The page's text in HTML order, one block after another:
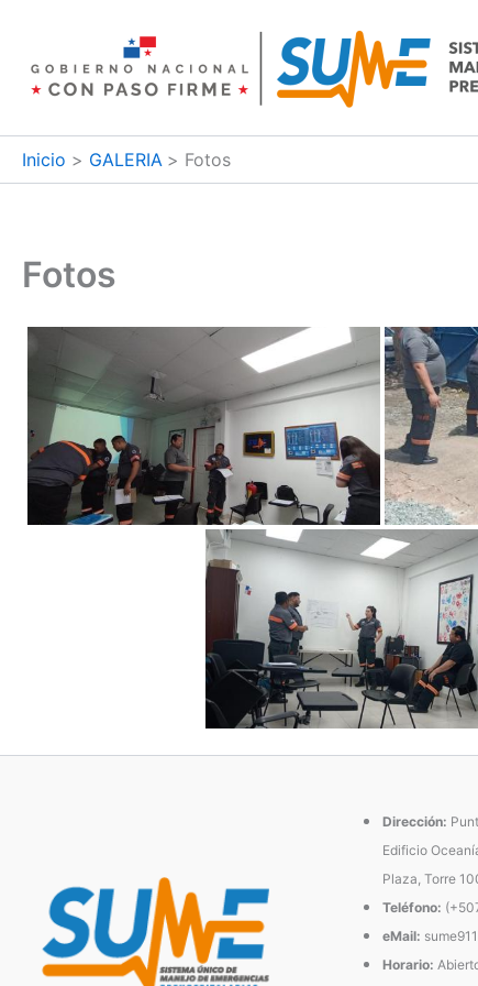
contenido
Inicio GALERIA Fotos
Fotos
Dirección:
Edificio
Plaza, Torre
Teléfono:
eMail:
Horario: